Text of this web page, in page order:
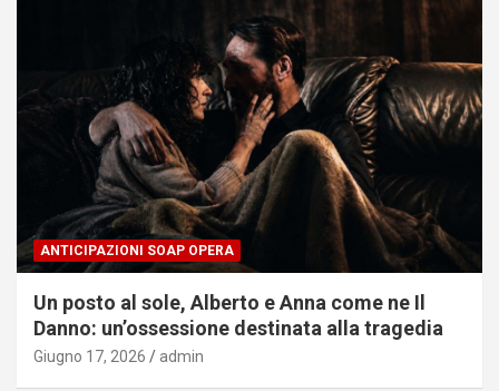
ANTICIPAZIONI SOAP OPERA
Un posto al sole, Alberto e Anna come ne Il
Danno: un’ossessione destinata alla tragedia
Giugno 17, 2026 admin